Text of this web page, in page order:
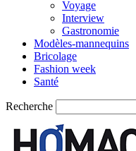
Voyage
Interview
Gastronomie
Modèles-mannequins
Bricolage
Fashion week
Santé
Recherche